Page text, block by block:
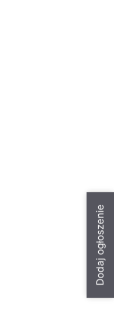
Dodaj ogłoszenie